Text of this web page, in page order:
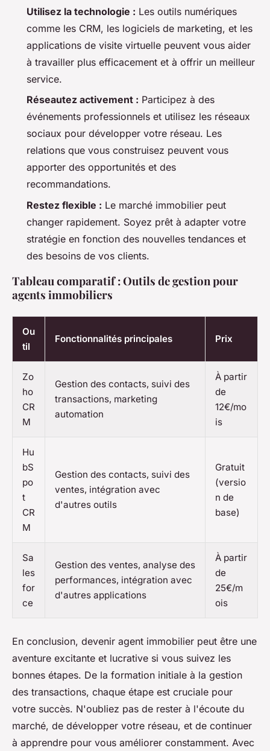
Utilisez la technologie : Les outils numériques
comme les CRM, les logiciels de marketing, et les
applications de visite virtuelle peuvent vous aider
à travailler plus efficacement et à offrir un meilleur
service.
Réseautez activement : Participez à des
événements professionnels et utilisez les réseaux
sociaux pour développer votre réseau. Les
relations que vous construisez peuvent vous
apporter des opportunités et des
recommandations.
Restez flexible : Le marché immobilier peut
changer rapidement. Soyez prêt à adapter votre
stratégie en fonction des nouvelles tendances et
des besoins de vos clients.
Tableau comparatif : Outils de gestion pour
agents immobiliers
Ou
til
Fonctionnalités principales Prix
Zo
ho
CR
M
Gestion des contacts, suivi des
transactions, marketing
automation
À partir
de
12€/mo
is
Hu
bS
po
t
CR
M
Gestion des contacts, suivi des
ventes, intégration avec
d'autres outils
Gratuit
(versio
n de
base)
Sa
les
for
ce
Gestion des ventes, analyse des
performances, intégration avec
d'autres applications
À partir
de
25€/m
ois
En conclusion, devenir agent immobilier peut être une
aventure excitante et lucrative si vous suivez les
bonnes étapes. De la formation initiale à la gestion
des transactions, chaque étape est cruciale pour
votre succès. N'oubliez pas de rester à l'écoute du
marché, de développer votre réseau, et de continuer
à apprendre pour vous améliorer constamment. Avec